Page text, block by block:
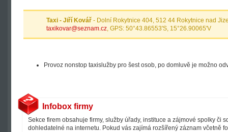
Taxi - Jiří Kovář - Dolní Rokytnice 404, 512 44 Rokytnice nad
taxikovar@seznam.cz, GPS: 50°43.86553'S, 15°26.90065'V
Provoz nonstop taxislužby pro šest osob, po domluvě je možno
Infobox firmy
Sekce firem obsahuje firmy, služby úřady, instituce a zájmové spolky či
dohledatelné na internetu. Pokud vás zajímá rozšířený záznam včetně